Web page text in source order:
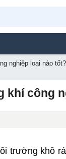
nghiệp loại nào tốt?
khí công
trường khô